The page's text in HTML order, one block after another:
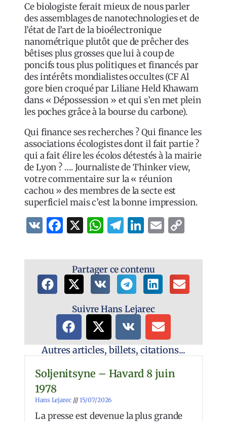
Ce biologiste ferait mieux de nous parler
des assemblages de nanotechnologies et de
l’état de l’art de la bioélectronique
nanométrique plutôt que de prêcher des
bêtises plus grosses que lui à coup de
poncifs tous plus politiques et financés par
des intérêts mondialistes occultes (CF Al
gore bien croqué par Liliane Held Khawam
dans « Dépossession » et qui s’en met plein
les poches grâce à la bourse du carbone).
Qui finance ses recherches ? Qui finance les
associations écologistes dont il fait partie ?
qui a fait élire les écolos détestés à la mairie
de Lyon ? …. Journaliste de Thinker view,
votre commentaire sur la « réunion
cachou » des membres de la secte est
superficiel mais c’est la bonne impression.
VK Facebook
X WhatsApp
Telegram
LinkedIn
Email
Partager ce contenu
Suivre Hans Lejarec
Autres articles, billets, citations...
Soljenitsyne – Havard 8 juin
1978
Hans Lejarec 15/07/2026
La presse est devenue la plus grande